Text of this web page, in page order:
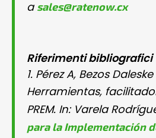
a sales@ratenow.cx
Riferimenti bibliografici
1. Pérez A, Bezos
Herramientas,
PREM. In: Varela
para la Implementación